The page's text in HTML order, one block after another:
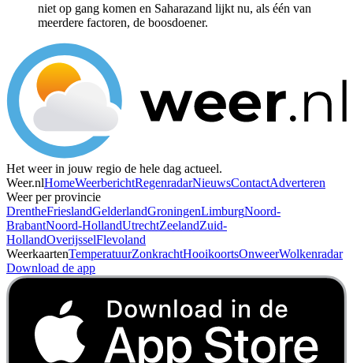
niet op gang komen en Saharazand lijkt nu, als één van
meerdere factoren, de boosdoener.
Het weer in jouw regio de hele dag actueel.
Weer.nlHomeWeerberichtRegenradarNieuws
Weer per provincie
DrentheFrieslandGelderlandGroningenLimburgNoord-
BrabantNoord-Holland
HollandOverijsselFlevoland
Weerkaarten
Zonkracht Hooikoorts Onweer
Download de app